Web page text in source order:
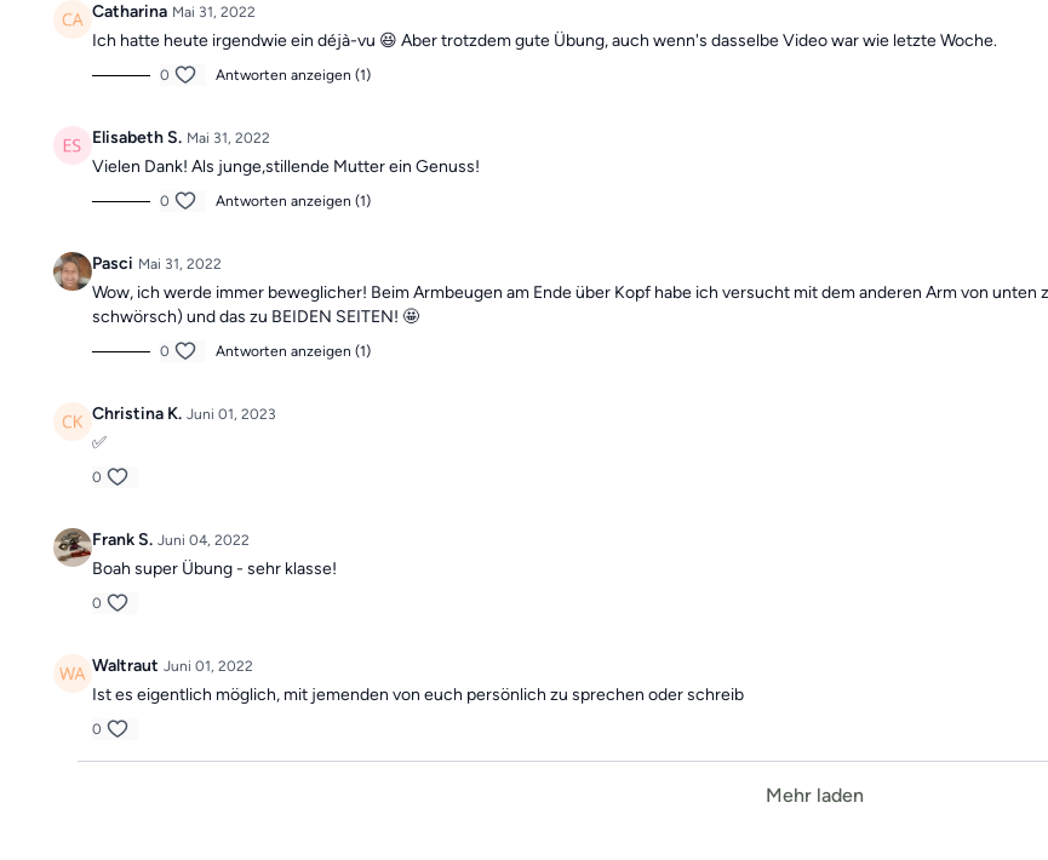
Catharina Mai 31, 2022
Ich hatte heute irgendwie ein déjà-vu 😆 Aber trotzdem gute Übung, auch wenn's dasselbe Video war wie letzte Woche.
0 Antworten anzeigen (1)
Elisabeth S. Mai 31, 2022
Vielen Dank! Als junge,stillende Mutter ein Genuss!
0 Antworten anzeigen (1)
Pasci Mai 31, 2022
Wow, ich werde immer beweglicher! Beim Armbeugen am Ende über Kopf habe ich versucht mit dem anderen Arm von
schwörsch) und das zu BEIDEN SEITEN! 🤩
0 Antworten anzeigen (1)
Christina K. Juni 01, 2023
✅️
0
Frank S. Juni 04, 2022
Boah super Übung - sehr klasse!
0
Waltraut Juni 01, 2022
Ist es eigentlich möglich, mit jemenden von euch persönlich zu sprechen oder schreib
0
Mehr laden